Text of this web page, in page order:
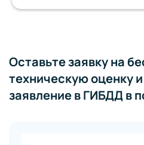
Оставьте заявку на
техническую оценку
заявление в ГИБДД в